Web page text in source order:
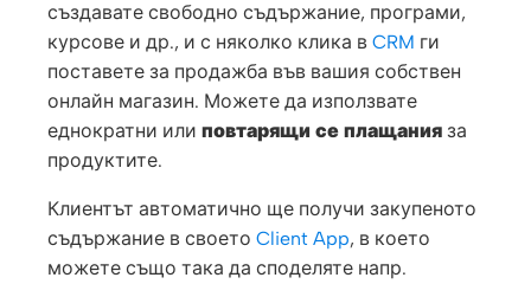
създавате свободно съдържание, програми,
курсове и др., и с няколко клика в CRM ги
поставете за продажба във вашия собствен
онлайн магазин. Можете да използвате
еднократни или повтарящи се плащания за
продуктите.
Клиентът автоматично ще получи закупеното
съдържание в своето Client App, в което
можете също така да споделяте напр.